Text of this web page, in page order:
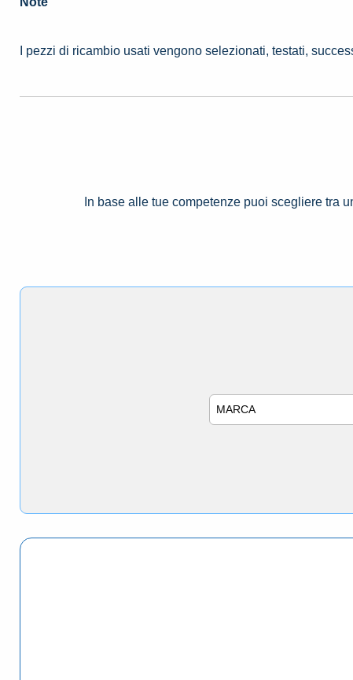
I pezzi di ricambio usati vengono selezionati, testati,
In base alle tue competenze puoi scegliere tra
Marca